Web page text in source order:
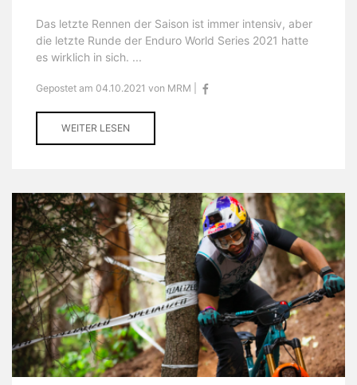
Das letzte Rennen der Saison ist immer intensiv, aber
die letzte Runde der Enduro World Series 2021 hatte
es wirklich in sich. ...
Gepostet am 04.10.2021 von MRM |
WEITER LESEN